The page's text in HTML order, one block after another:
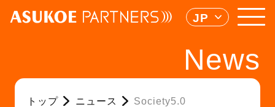
JP
News
トップ ニュース Society5.0